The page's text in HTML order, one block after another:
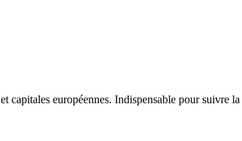
capitales européennes. Indispensable pour suivre